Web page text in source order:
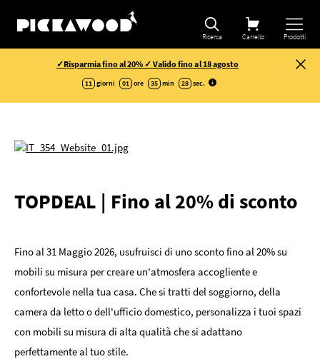
Ricerca Carrello Prodotti
✓Risparmia fino al 20% ✓ Valido fino al 18 agosto
11 giorni 01 ore 35 min 28 sec.
TOPDEAL | Fino al 20% di sconto
Fino al 31 Maggio 2026, usufruisci di uno sconto fino al 20% su
mobili su misura per creare un'atmosfera accogliente e
confortevole nella tua casa. Che si tratti del soggiorno, della
camera da letto o dell'ufficio domestico, personalizza i tuoi spazi
con mobili su misura di alta qualità che si adattano
perfettamente al tuo stile.